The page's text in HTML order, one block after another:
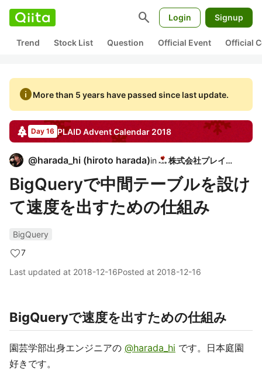
search Login Signup
Trend Stock List Question Official Event Official
infoMore than 5 years have passed since last update.
Day 16 PLAIDAdvent Calendar 2018
@harada_hi (hiroto harada)in 株式会社プレイド
BigQueryで中間テーブルを設け
て速度を出すための仕組み
BigQuery
7
Last updated at 2018-12-16Posted at 2018-12-16
BigQueryで速度を出すための仕組み
園芸学部出身エンジニアの @harada_hi です。日本庭園
好きです。